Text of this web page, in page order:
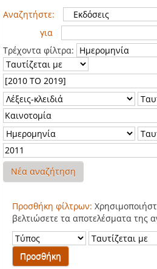
Αναζητήστε:
για
Τρέχοντα φίλτρα:
Νέα αναζήτηση
Προσθήκη φίλτρων:
βελτιώσετε τα αποτελέσματα της